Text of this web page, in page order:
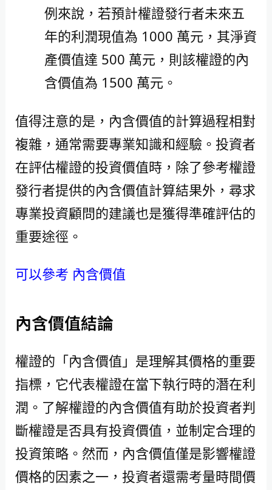
例來說，若預計權證發行者未來五
年的利潤現值為 1000 萬元，其淨資
產價值達 500 萬元，則該權證的內
含價值為 1500 萬元。
值得注意的是，內含價值的計算過程相對
複雜，通常需要專業知識和經驗。投資者
在評估權證的投資價值時，除了參考權證
發行者提供的內含價值計算結果外，尋求
專業投資顧問的建議也是獲得準確評估的
重要途徑。
可以參考 內含價值
內含價值結論
權證的「內含價值」是理解其價格的重要
指標，它代表權證在當下執行時的潛在利
潤。了解權證的內含價值有助於投資者判
斷權證是否具有投資價值，並制定合理的
投資策略。然而，內含價值僅是影響權證
價格的因素之一，投資者還需考量時間價